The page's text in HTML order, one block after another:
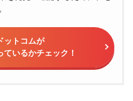
ットコムが
ているかチェック！